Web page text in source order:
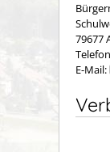
79677
E-Mail: